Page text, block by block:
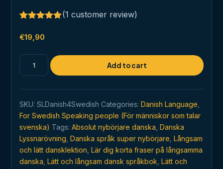
out of 5
based on
rating
(1 customer review)
€19,90
Den
långsamma
för
nybörjare
quantity
Add to cart
SKU: SLDanish4Swedish Categories: Danish Language
For Swedish Speaking people (För människor som talar
svenska) Tags: Absolut nybörjare danska Danska
Lyssnarövning Danska språk super nybörjare Långsam
och lätt dansklektion Lär dig korta fraser på långsamma
danska Lätt och långsam dansk språkbok Lätt och